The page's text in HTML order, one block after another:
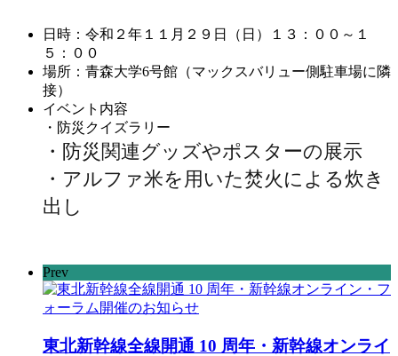
日時：令和２年１１月２９日（日）１３：００～１
５：００
場所：青森大学6号館（マックスバリュー側駐車場に隣
接）
イベント内容
・防災クイズラリー
・防災関連グッズやポスターの展示
・アルファ米を用いた焚火による炊き
出し
Prev
東北新幹線全線開通 10 周年・新幹線オンライ